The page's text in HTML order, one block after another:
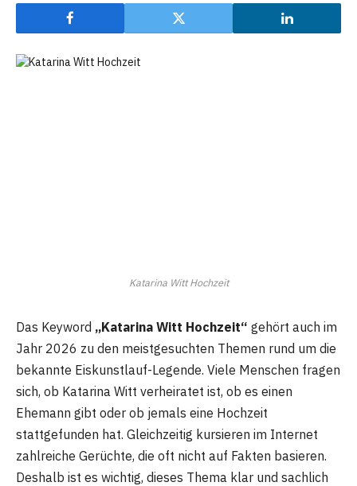
Katarina Witt Hochzeit
Das Keyword „Katarina Witt Hochzeit“ gehört auch im
Jahr 2026 zu den meistgesuchten Themen rund um die
bekannte Eiskunstlauf-Legende. Viele Menschen fragen
sich, ob Katarina Witt verheiratet ist, ob es einen
Ehemann gibt oder ob jemals eine Hochzeit
stattgefunden hat. Gleichzeitig kursieren im Internet
zahlreiche Gerüchte, die oft nicht auf Fakten basieren.
Deshalb ist es wichtig, dieses Thema klar und sachlich